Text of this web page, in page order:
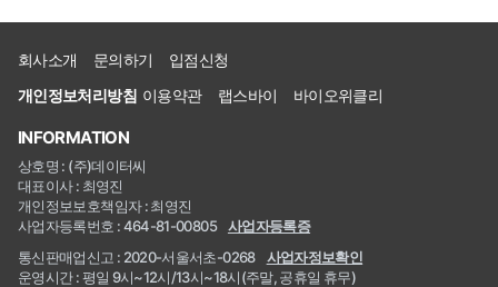
회사소개 문의하기
입점신청
개인정보처리방침 이용약관 랩스바이 바이오위클리
INFORMATION
상호명 : (주)데이터씨
대표이사 : 최영진
개인정보보호책임자 : 최영진
사업자등록번호 : 464-81-00805
사업자등록증
통신판매업신고 : 2020-서울서초-0268
사업자정보확인
운영시간 : 평일 9시~12시/13시~18시(주말, 공휴일 휴무)